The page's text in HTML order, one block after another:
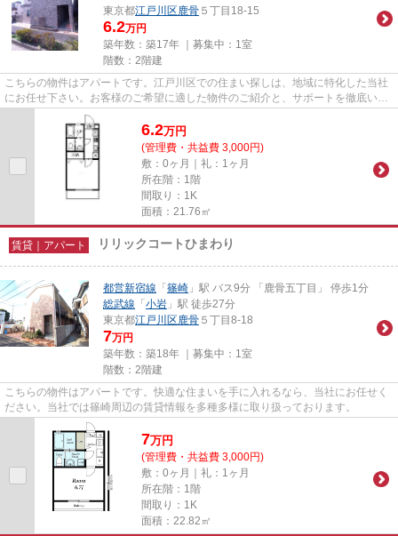
東京都江戸川区鹿骨 ５丁目18-15
6.2万円
築年数：築17年 ｜募集中： 1室
階数：2階建
こちらの物件はアパートです。江戸川区での住まい探しは、地域に特化した当社
にお任せ下さい。お客様のご希望に適した物件のご紹介と、サポートを徹底いた
します。お気軽にご連絡下さい。
6.2万円
(管理費・共益費 3,000円)
敷：0ヶ月｜礼：1ヶ月
所在階：1階
間取り：1K
面積：21.76㎡
賃貸｜アパート リリックコートひまわり
都営新宿線 「 篠崎 」駅 バス9分 「鹿骨五丁目」 停歩1分
総武線 「 小岩 」駅 徒歩27分
東京都江戸川区鹿骨 ５丁目8-18
7万円
築年数：築18年 ｜募集中： 1室
階数：2階建
こちらの物件はアパートです。快適な住まいを手に入れるなら、当社にお任せく
ださい。当社では篠崎周辺の賃貸情報を多種多様に取り扱っております。
7万円
(管理費・共益費 3,000円)
敷：0ヶ月｜礼：1ヶ月
所在階：1階
間取り：1K
面積：22.82㎡